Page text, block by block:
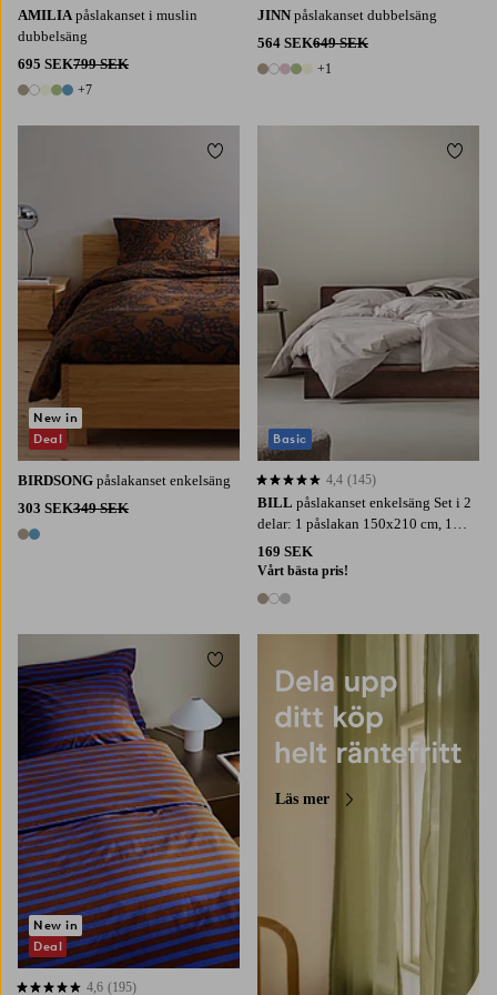
AMILIA påslakanset i muslin
dubbelsäng
695 SEK799 SEK
12 färger
+7
JINN påslakanset dubbelsäng
564 SEK649 SEK
6 färger
+1
BIRDSONG påslakanset enkelsäng
303 SEK349 SEK
2 färger
New in
Deal
Lägg till i favoriter
BILL påslakanset enkelsäng Set i 2
delar: 1 påslakan 150x210 cm, 1
örngott 50x60 cm
169 SEK
Vårt bästa pris!
3 färger
4,4 baserat på 145 st betyg
4,4 (145)
Basic
Lägg
4,6 baserat på 195 st betyg
4,6 (195)
New in
Deal
Lägg till i favoriter
Läs mer